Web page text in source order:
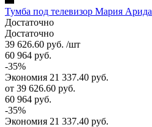
Тумба под телевизор Мария Арида
Достаточно
Достаточно
39 626.60 руб. /шт
60 964 руб.
-35%
Экономия 21 337.40 руб.
от 39 626.60 руб.
60 964 руб.
-35%
Экономия 21 337.40 руб.